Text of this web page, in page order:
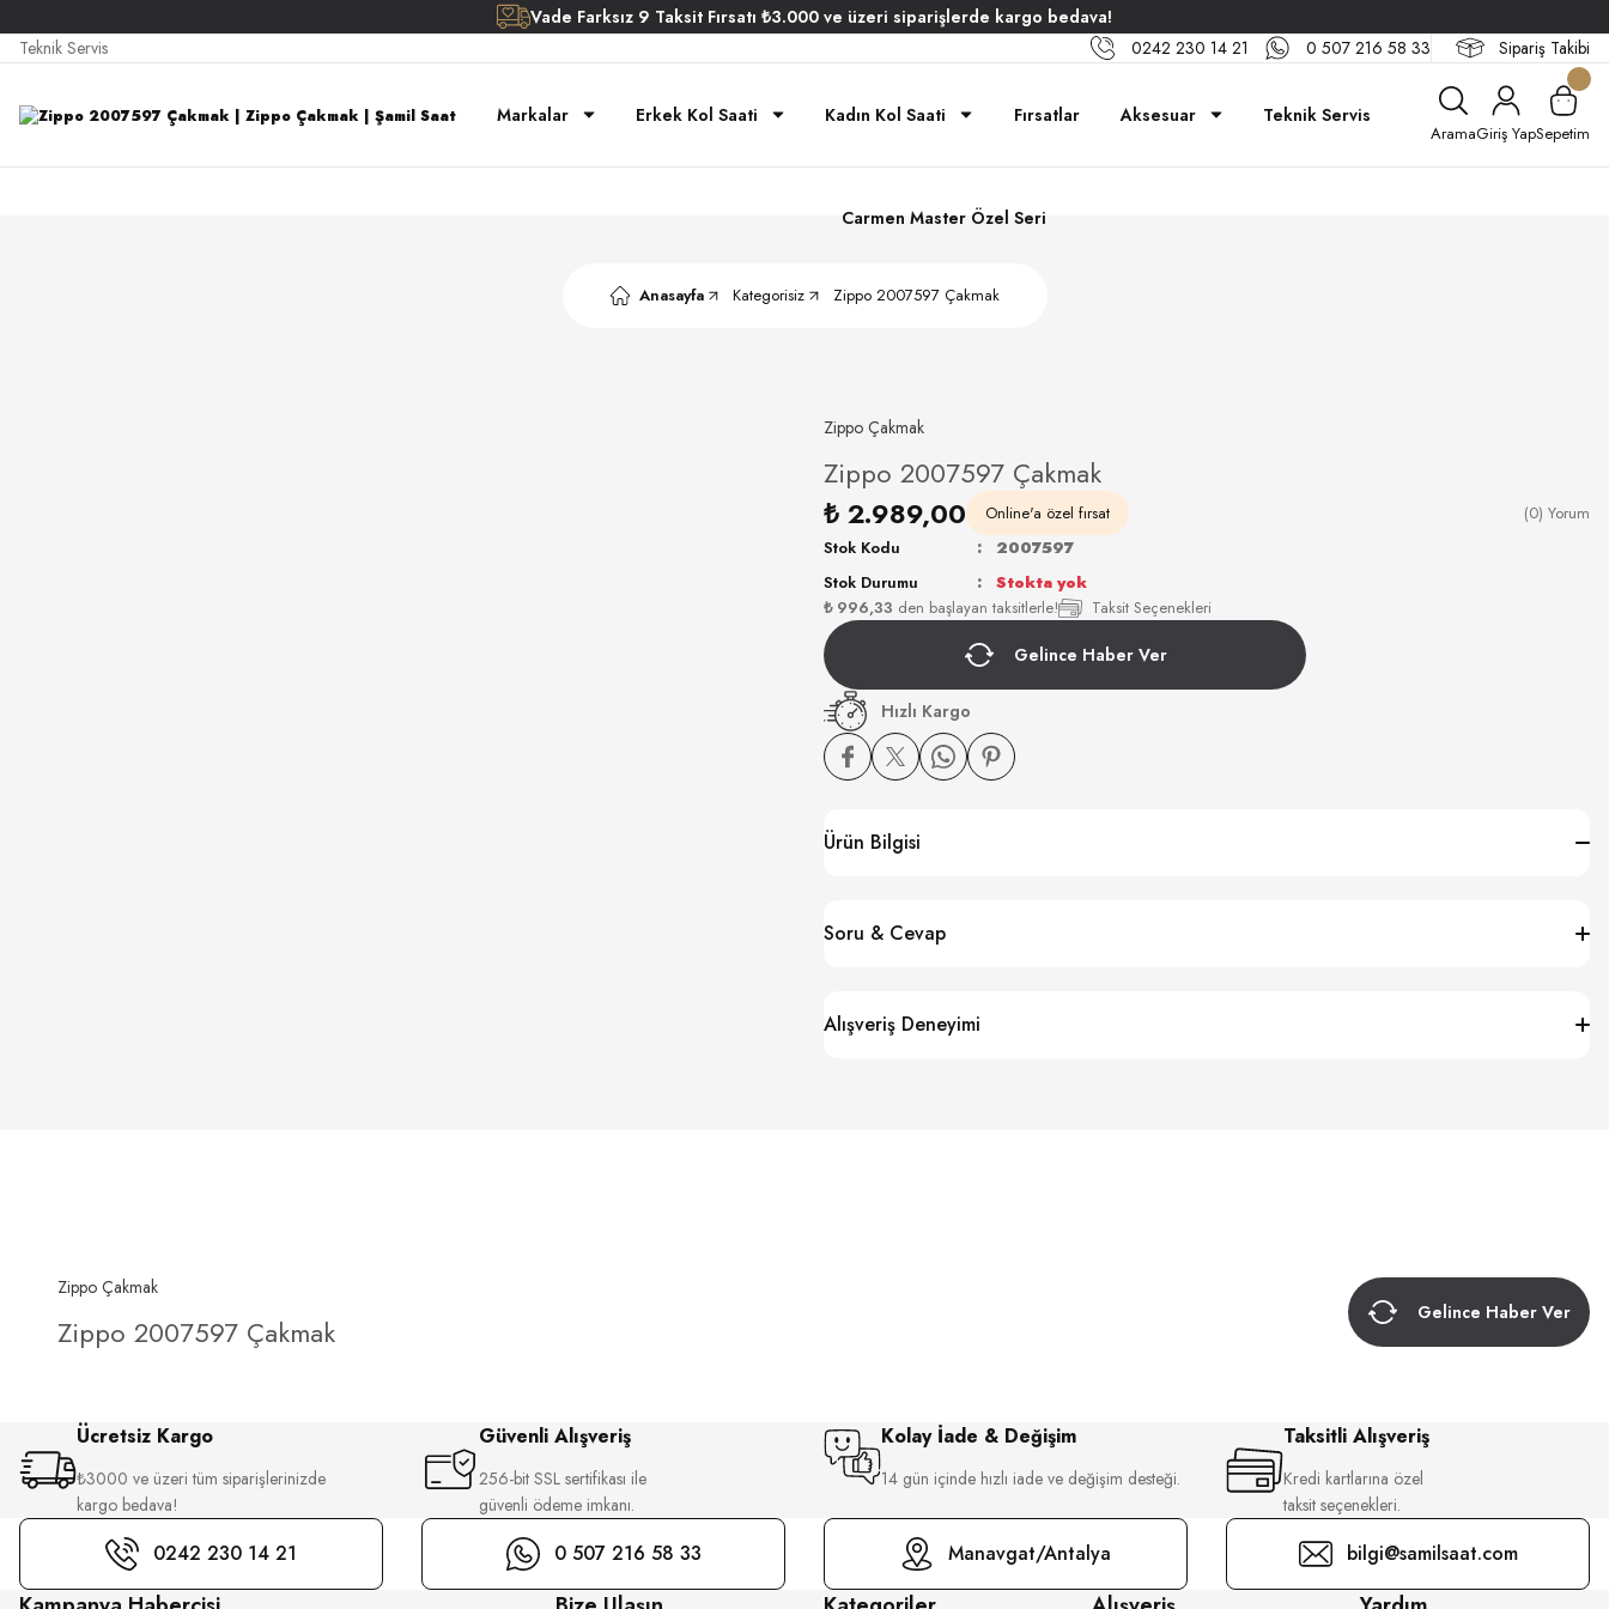
Vade Farksız 9 Taksit Fırsatı ₺3.000 ve üzeri siparişlerde kargo bedava!
Teknik Servis
0242 230 14 21 0 507 216 58 33 Sipariş Takibi
Markalar Erkek Kol Saati Kadın Kol Saati Fırsatlar Aksesuar Teknik Servis
Carmen Master Özel Seri
AramaGiriş YapSepetim
Anasayfa Kategorisiz Zippo 2007597 Çakmak
Zippo Çakmak
Zippo 2007597 Çakmak
₺ 2.989,00
Online'a özel fırsat (0) Yorum
₺ 996,33 den başlayan taksitlerle! Taksit Seçenekleri
Stok Kodu
2007597
Stok Durumu
Stokta yok
Gelince Haber Ver
Hızlı Kargo
Ürün Bilgisi
Soru & Cevap
Alışveriş Deneyimi
Zippo Çakmak
Zippo 2007597 Çakmak
Gelince Haber Ver
Ücretsiz Kargo
₺3000 ve üzeri tüm siparişlerinizde
kargo bedava!
Güvenli Alışveriş
256-bit SSL sertifikası ile
güvenli ödeme imkanı.
Kolay İade & Değişim
14 gün içinde hızlı iade ve değişim desteği.
Taksitli Alışveriş
Kredi kartlarına özel
taksit seçenekleri.
0242 230 14 21 0 507 216 58 33 Manavgat/Antalya bilgi@samilsaat.com